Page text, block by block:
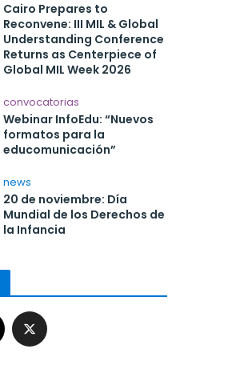
Cairo Prepares to
Reconvene: III MIL & Global
Understanding Conference
Returns as Centerpiece of
Global MIL Week 2026
convocatorias
Webinar InfoEdu: “Nuevos
formatos para la
educomunicación”
news
20 de noviembre: Día
Mundial de los Derechos de
la Infancia